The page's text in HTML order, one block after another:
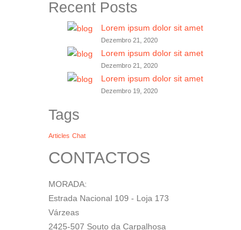
Recent Posts
Lorem ipsum dolor sit amet
Dezembro 21, 2020
Lorem ipsum dolor sit amet
Dezembro 21, 2020
Lorem ipsum dolor sit amet
Dezembro 19, 2020
Tags
Articles Chat
CONTACTOS
MORADA:
Estrada Nacional 109 - Loja 173
Várzeas
2425-507 Souto da Carpalhosa